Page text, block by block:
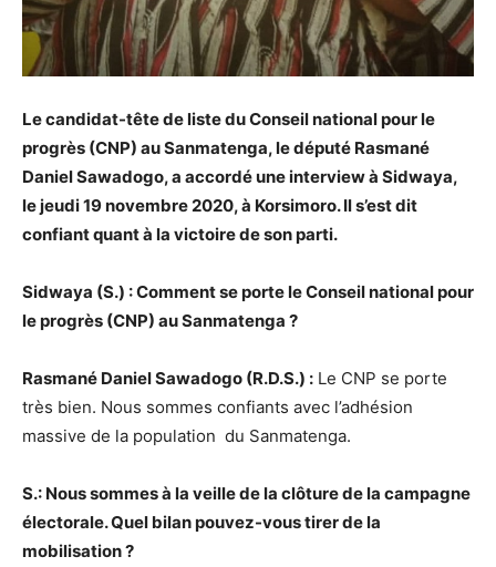
Le candidat-tête de liste du Conseil national pour le
progrès (CNP) au Sanmatenga, le député Rasmané
Daniel Sawadogo, a accordé une interview à Sidwaya,
le jeudi 19 novembre 2020, à Korsimoro. Il s’est dit
confiant quant à la victoire de son parti.
Sidwaya (S.) : Comment se porte le Conseil national pour
le progrès (CNP) au Sanmatenga ?
Rasmané Daniel Sawadogo (R.D.S.) : Le CNP se porte
très bien. Nous sommes confiants avec l’adhésion
massive de la population du Sanmatenga.
S.: Nous sommes à la veille de la clôture de la campagne
électorale. Quel bilan pouvez-vous tirer de la
mobilisation ?